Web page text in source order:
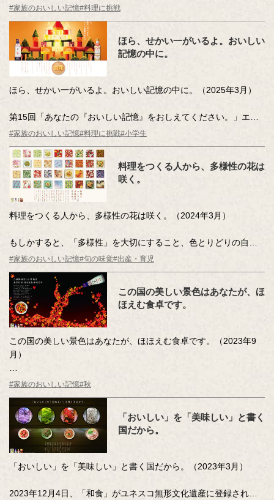
いてみようと思いました。その輝きのまんなかで料理をする人
は？あなたならだれを想像しますか？
#家族のおいしい記憶#料理に挑戦
ほら、せかい一がいるよ。おいしい
記憶の中に。
ほら、せかい一がいるよ。おいしい記憶の中に。（2025年3月）
第15回「あなたの『おいしい記憶』をおしえてください。」エッ
セー・作文コンテスト 小学校低学年の部 キッコーマン賞をもとに
制作しました。
「おいしい記憶」は、今日もそれぞれの「わが家」を輝かせま
す。「せかい一」しあわせなお姫さまや王子さまの住むお城のよ
うに。
#家族のおいしい記憶#料理に挑戦#小学生
料理をつくる人から、多様性の花は
咲く。
料理をつくる人から、多様性の花は咲く。（2024年3月）
もしかすると、「多様性」を大切にすること、色とりどりの自然
を愛するきもちとつながっているのでは…そんな想いを千代紙の
ビジュアルとボディコピーに込めています。
#家族のおいしい記憶#旬の味覚#出産・育児
この国の美しい景色はあなたが、ほ
ほえむ食卓です。
この国の美しい景色はあなたが、ほほえむ食卓です。（2023年9
月）
あざやかに色づく紅葉のなかに、ほほえみあう親子のシルエット
が映し出されています。
#家族のおいしい記憶#秋
「おいしい」を「美味しい」と書く
国だから。
「おいしい」を「美味しい」と書く国だから。（2023年3月）
2023年12月4日、「和食」がユネスコ無形文化遺産に登録され